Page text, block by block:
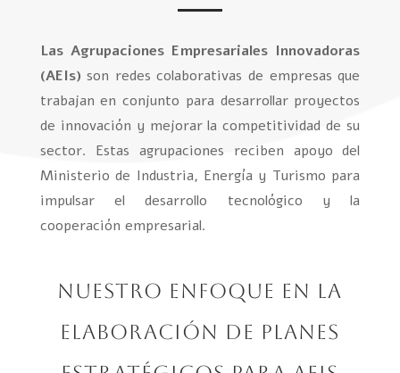
Las Agrupaciones Empresariales Innovadoras
(AEIs) son redes colaborativas de empresas que
trabajan en conjunto para desarrollar proyectos
de innovación y mejorar la competitividad de su
sector. Estas agrupaciones reciben apoyo del
Ministerio de Industria, Energía y Turismo para
impulsar el desarrollo tecnológico y la
cooperación empresarial.
Nuestro Enfoque en la
Elaboración de Planes